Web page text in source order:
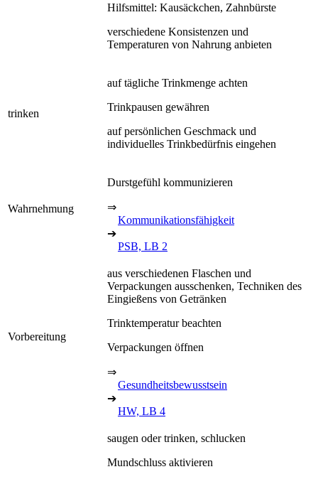
Hilfsmittel: Kausäckchen, Zahnbürste
verschiedene Konsistenzen und
Temperaturen von Nahrung anbieten
trinken
auf tägliche Trinkmenge achten
Trinkpausen gewähren
auf persönlichen Geschmack und
individuelles Trinkbedürfnis eingehen
Wahrnehmung
Durstgefühl kommunizieren
⇒
Kommunikationsfähigkeit
➔
PSB, LB 2
Vorbereitung
aus verschiedenen Flaschen und
Verpackungen ausschenken, Techniken des
Eingießens von Getränken
Trinktemperatur beachten
Verpackungen öffnen
⇒
Gesundheitsbewusstsein
➔
HW, LB 4
saugen oder trinken, schlucken
Mundschluss aktivieren